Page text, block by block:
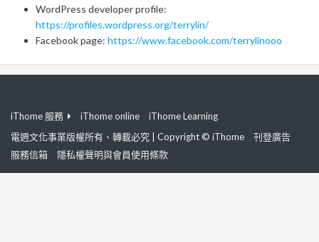
WordPress developer profile:
https://profiles.wordpress.org/terrylin/
Facebook page: https://www.facebook.com/terrylinooo
iThome 服務 iThome online
iThome Learning
電週文化事業版權所有、轉載必究 | Copyright © iThome
刊登廣告
服務信箱
隱私權聲明與會員使用條款